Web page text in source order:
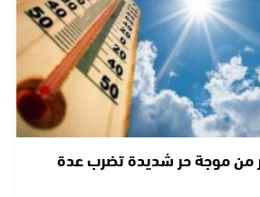
من موجة حر شديدة تضرب عدة